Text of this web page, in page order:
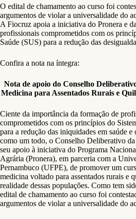
O edital de chamamento ao curso foi
argumentos de violar a universalidade do
A Fiocruz apoia a iniciativa do Pronera e
profissionais comprometidos com os
Saúde (SUS) para a redução das
Confira a nota na íntegra:
Nota de apoio do Conselho
Medicina para Assentados Rurais e
Ciente da importância da formação de
comprometidos com os princípios do
para a redução das iniquidades em saúde e
como um todo, o Conselho Deliberativo
seu apoio à iniciativa do Programa
Agrária (Pronera), em parceria com a
Pernambuco (UFPE), de promover um
medicina voltado para assentados rurais e
realidade dessas populações. Como tem
edital de chamamento ao curso foi
argumentos de violar a universalidade do